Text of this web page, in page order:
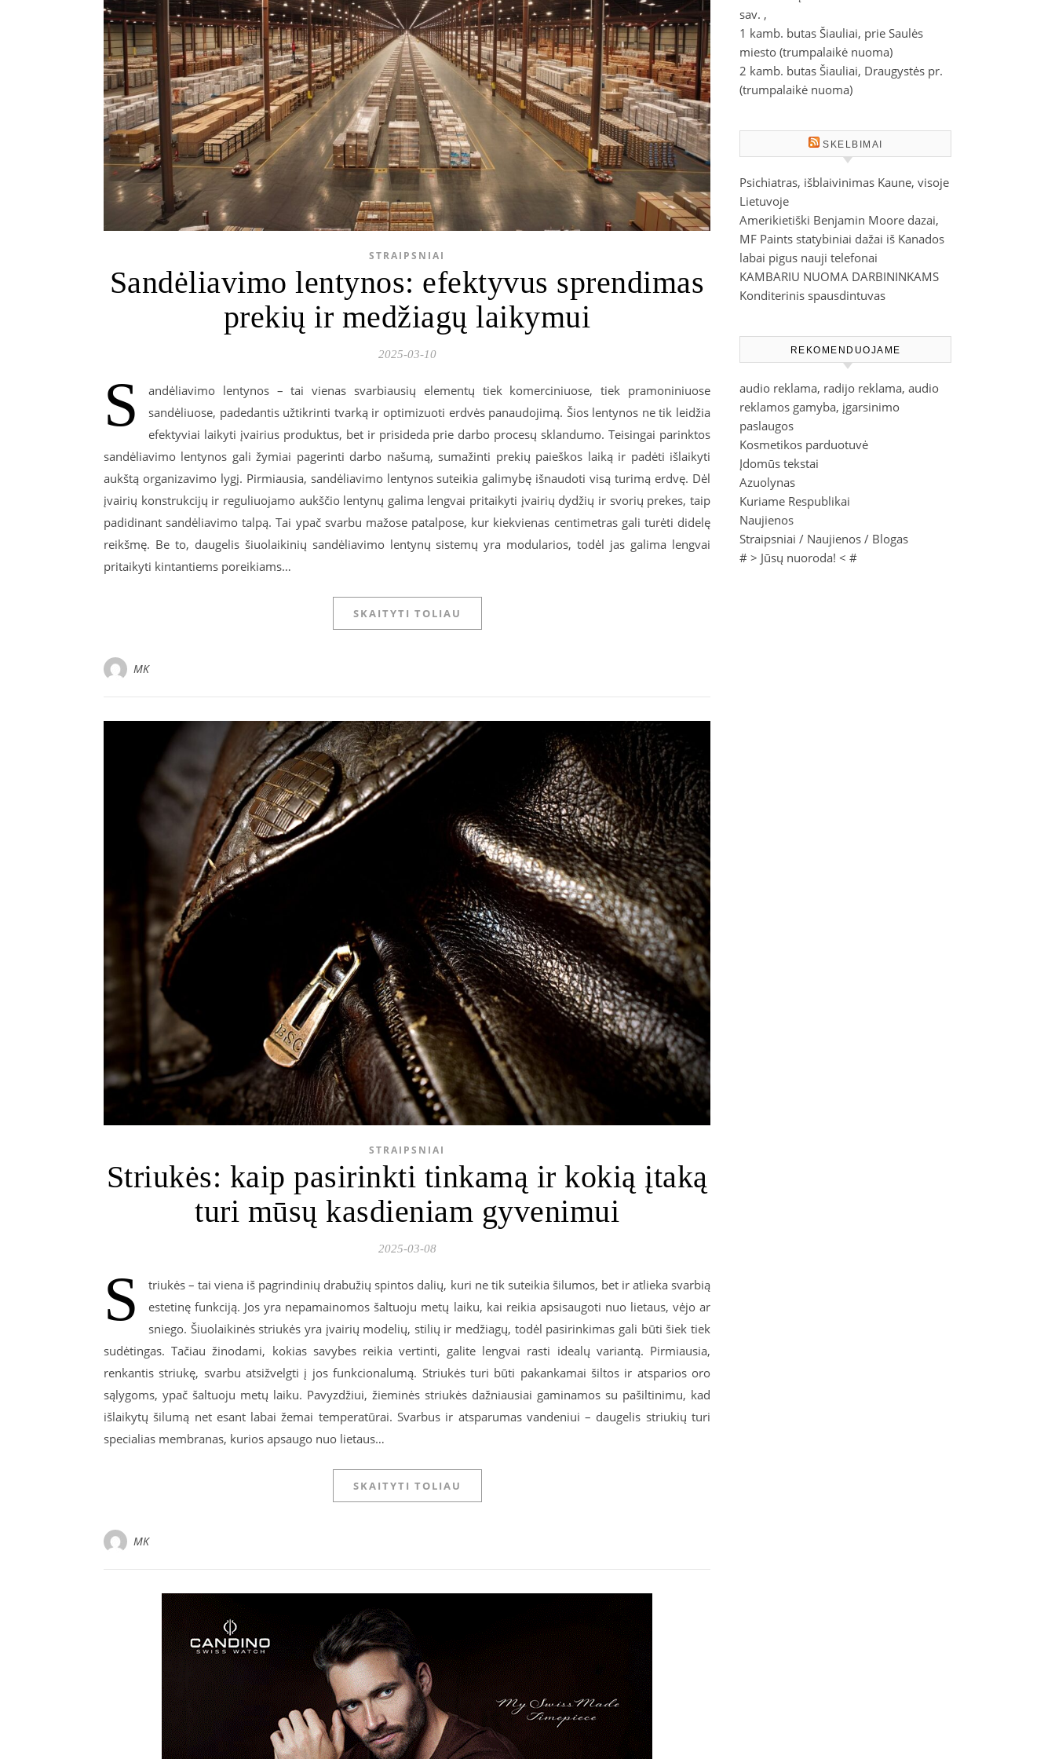
STRAIPSNIAI
Sandėliavimo lentynos: efektyvus sprendimas
prekių ir medžiagų laikymui
2025-03-10
S
andėliavimo lentynos – tai vienas svarbiausių elementų tiek komerciniuose, tiek pramoniniuose
sandėliuose, padedantis užtikrinti tvarką ir optimizuoti erdvės panaudojimą. Šios lentynos ne tik leidžia
efektyviai laikyti įvairius produktus, bet ir prisideda prie darbo procesų sklandumo. Teisingai parinktos
sandėliavimo lentynos gali žymiai pagerinti darbo našumą, sumažinti prekių paieškos laiką ir padėti išlaikyti
aukštą organizavimo lygį. Pirmiausia, sandėliavimo lentynos suteikia galimybę išnaudoti visą turimą erdvę. Dėl
įvairių konstrukcijų ir reguliuojamo aukščio lentynų galima lengvai pritaikyti įvairių dydžių ir svorių prekes, taip
padidinant sandėliavimo talpą. Tai ypač svarbu mažose patalpose, kur kiekvienas centimetras gali turėti didelę
reikšmę. Be to, daugelis šiuolaikinių sandėliavimo lentynų sistemų yra modularios, todėl jas galima lengvai
pritaikyti kintantiems poreikiams…
SKAITYTI TOLIAU
MK
STRAIPSNIAI
Striukės: kaip pasirinkti tinkamą ir kokią įtaką
turi mūsų kasdieniam gyvenimui
2025-03-08
S
triukės – tai viena iš pagrindinių drabužių spintos dalių, kuri ne tik suteikia šilumos, bet ir atlieka svarbią
estetinę funkciją. Jos yra nepamainomos šaltuoju metų laiku, kai reikia apsisaugoti nuo lietaus, vėjo ar
sniego. Šiuolaikinės striukės yra įvairių modelių, stilių ir medžiagų, todėl pasirinkimas gali būti šiek tiek
sudėtingas. Tačiau žinodami, kokias savybes reikia vertinti, galite lengvai rasti idealų variantą. Pirmiausia,
renkantis striukę, svarbu atsižvelgti į jos funkcionalumą. Striukės turi būti pakankamai šiltos ir atsparios oro
sąlygoms, ypač šaltuoju metų laiku. Pavyzdžiui, žieminės striukės dažniausiai gaminamos su pašiltinimu, kad
išlaikytų šilumą net esant labai žemai temperatūrai. Svarbus ir atsparumas vandeniui – daugelis striukių turi
specialias membranas, kurios apsaugo nuo lietaus…
SKAITYTI TOLIAU
MK
sav. ,
1 kamb. butas Šiauliai, prie Saulės
miesto (trumpalaikė nuoma)
2 kamb. butas Šiauliai, Draugystės pr.
(trumpalaikė nuoma)
SKELBIMAI
Psichiatras, išblaivinimas Kaune, visoje
Lietuvoje
Amerikietiški Benjamin Moore dazai,
MF Paints statybiniai dažai iš Kanados
labai pigus nauji telefonai
KAMBARIU NUOMA DARBININKAMS
Konditerinis spausdintuvas
REKOMENDUOJAME
audio reklama, radijo reklama, audio
reklamos gamyba, įgarsinimo
paslaugos
Kosmetikos parduotuvė
Įdomūs tekstai
Azuolynas
Kuriame Respublikai
Naujienos
Straipsniai / Naujienos / Blogas
# > Jūsų nuoroda! < #